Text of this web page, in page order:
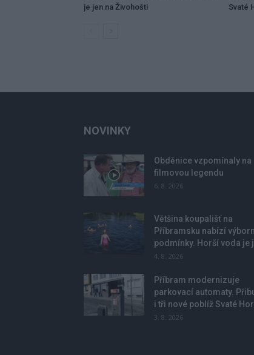
je jen na Živohošti
Svaté
NOVINKY
Obděnice vzpomínaly na
filmovou legendu
6. 8. 2026
Většina koupališť na
Příbramsku nabízí
podmínky. Horší voda je
4. 8. 2026
Příbram modernizuje
parkovací automaty.
i tři nové poblíž Svaté
3. 8. 2026